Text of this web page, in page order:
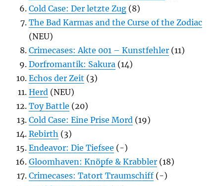
Cold Case: Der letzte Zug (8)
The Bad Karmas and the Curse of the Zodiac
(NEU)
Crimecases: Akte 001 – Kunstfehler (11)
Dorfromantik: Sakura (14)
Echos der Zeit (3)
Herd (NEU)
Toy Battle (20)
Cold Case: Eine Prise Mord (19)
Rebirth (3)
Endeavor: Die Tiefsee (-)
Gloomhaven: Knöpfe & Krabbler (18)
Crimecases: Tatort Traumschiff (-)